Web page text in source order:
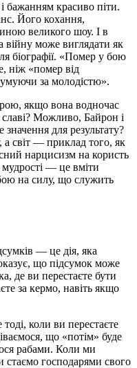
бажанням красиво піти.
Його кохання,
великого шоу. І в
війну може виглядати як
біографії. «Помер у бою
ніж «помер від
за молодістю».
якщо вона водночас
Можливо, Байрон і
для результату?
світ — приклад того, як
нарцисизм на користь
— це вміти
на силу, що служить
— це дія, яка
що підсумок може
де ви перестаєте бути
за кермо, навіть якщо
коли ви перестаєте
що «потім» буде
рабами. Коли ми
господарями свого